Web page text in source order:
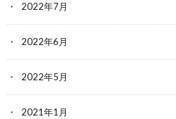
2022年7月
2022年6月
2022年5月
2021年1月